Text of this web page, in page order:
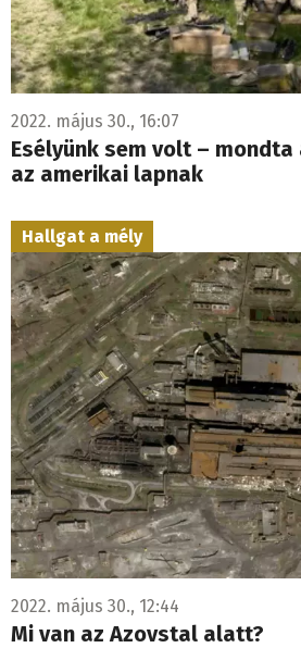
2022. május 30., 16:07
Esélyünk sem volt –
az amerikai lapnak
Hallgat a mély
2022. május 30., 12:44
Mi van az Azovstal alatt?